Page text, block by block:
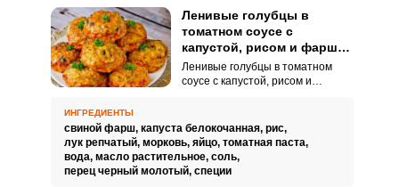
Ленивые голубцы в
томатном соусе с
капустой, рисом и фаршем
на сковороде
Ленивые голубцы в томатном
соусе с капустой, рисом и
традиционных голубцов, где
фарш, рис и капуста не
заворачиваются в капустные
листья, а смешиваются, из них
ИНГРЕДИЕНТЫ
свиной фарш, капуста белокочанная, рис,
лук репчатый, морковь, яйцо, томатная паста,
вода, масло растительное, соль,
перец черный молотый, специи